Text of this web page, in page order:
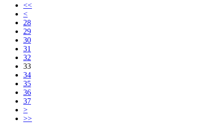
<<
<
28
29
30
31
32
33
34
35
36
37
>
>>